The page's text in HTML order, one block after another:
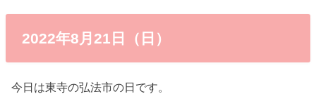
2022年8月21日（日）
今日は東寺の弘法市の日です。